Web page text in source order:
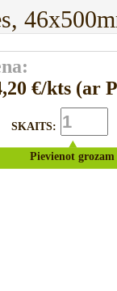
€/kts (ar
SKAITS:
Pievienot grozam